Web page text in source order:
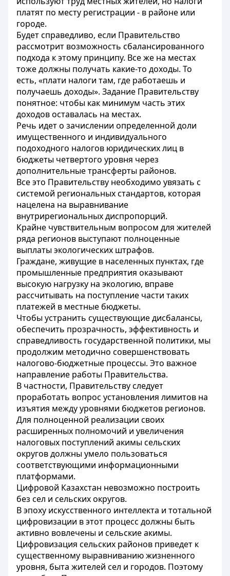
платят по месту регистрации - в районе или
городе.
Будет справедливо, если Правительство
рассмотрит возможность сбалансированного
подхода к этому принципу. Все же на местах
тоже должны получать какие-то доходы. То
есть, «плати налоги там, где работаешь и
получаешь доходы». Задание Правительству
понятное: чтобы как минимум часть этих
доходов оставалась на местах.
Речь идет о зачислении определенной доли
имущественного и индивидуального
подоходного налогов юридических лиц в
бюджеты четвертого уровня через
дополнительные трансферты районов.
Все это Правительству необходимо увязать с
системой региональных стандартов, которая
нацелена на выравнивание
внутрирегиональных диспропорций.
Крайне чувствительным вопросом для жителей
ряда регионов выступают полноценные
выплаты экологических штрафов.
Граждане, живущие в населенных пунктах, где
промышленные предприятия оказывают
высокую нагрузку на экологию, вправе
рассчитывать на поступление части таких
платежей в местные бюджеты.
Чтобы устранить существующие дисбалансы,
обеспечить прозрачность, эффективность и
справедливость государственной политики, мы
продолжим методично совершенствовать
налогово-бюджетные процессы. Это важное
направление работы Правительства.
В частности, Правительству следует
проработать вопрос установления лимитов на
изъятия между уровнями бюджетов регионов.
Для полноценной реализации своих
расширенных полномочий и увеличения
налоговых поступлений акимы сельских
округов должны умело пользоваться
соответствующими информационными
платформами.
Цифровой Казахстан невозможно построить
без сел и сельских округов.
В эпоху искусственного интеллекта и тотальной
цифровизации в этот процесс должны быть
активно вовлечены и сельские акимы.
Цифровизация сельских районов приведет к
существенному выравниванию жизненного
уровня, быта жителей сел и городов. Поэтому